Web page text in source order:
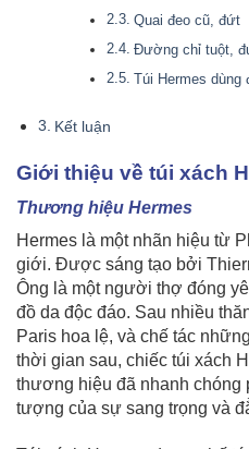
Quai đeo cũ, đứt
Đường chỉ tuột,
Túi Hermes dùng
Kết luận
Giới thiệu về túi xách
Thương hiệu Hermes
Hermes là một nhãn hiệu từ
giới. Được sáng tạo bởi
Ông là một người thợ đóng
đồ da độc đáo. Sau nhiều
Paris hoa lệ, và chế tác
thời gian sau, chiếc túi xách
thương hiệu đã nhanh chóng
tượng của sự sang trọng và